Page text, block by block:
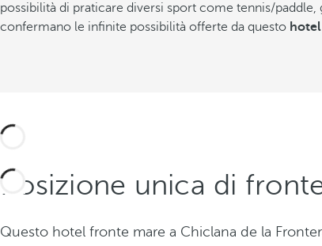
Guarda tutte le foto e video
possibilità di praticare diversi sport come tennis/paddle,
confermano le infinite possibilità offerte da questo hotel
Posizione unica di
Questo hotel fronte mare a Chiclana de la